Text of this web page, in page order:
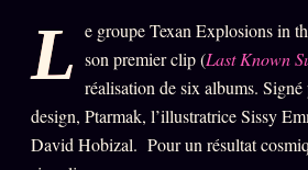
L'ORACLE Z/S
Oracle z/S
L e groupe Texan Explosions in
son premier clip (Last Known
réalisation de six albums.
design, Ptarmak, l’illustratrice Sissy
David Hobizal. Pour un résultat